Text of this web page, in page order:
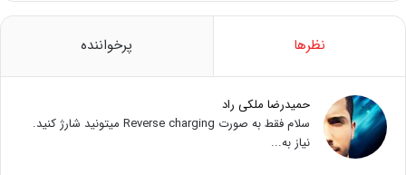
نظرها پرخواننده
حمیدرضا ملکی راد
سلام فقط به صورت Reverse charging میتونید شارژ کنید.
نیاز به...